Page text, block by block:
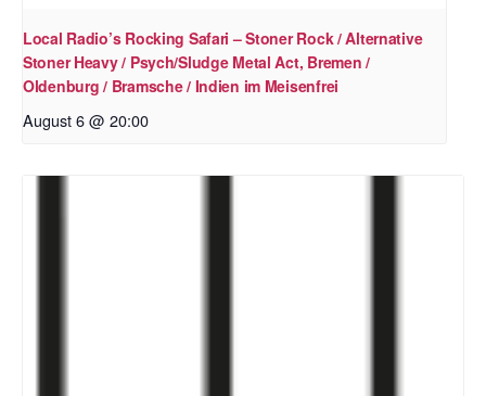
Local Radio’s Rocking Safari – Stoner Rock / Alternative
Stoner Heavy / Psych/Sludge Metal Act, Bremen /
Oldenburg / Bramsche / Indien im Meisenfrei
August 6 @ 20:00